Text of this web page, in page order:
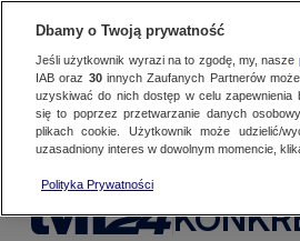
Dbamy o Twoją prywatność
Jeśli użytkownik wyrazi na to zgodę, my, nasze
IAB oraz 30innych Zaufanych Partnerów
uzyskiwać do nich dostęp w celu zapewnienia
się to poprzez przetwarzanie danych
plikach cookie. Użytkownik może udzielić/
uzasadniony interes w dowolnym momencie,
Polityka Prywatności